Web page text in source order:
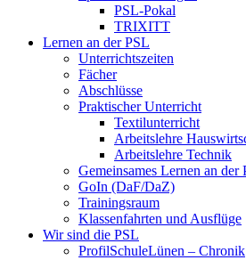
PSL-Pokal
TRIXITT
Lernen an der PSL
Unterrichtszeiten
Fächer
Abschlüsse
Praktischer Unterricht
Textilunterricht
Arbeitslehre
Arbeitslehre Technik
Gemeinsames Lernen an der
GoIn (DaF/DaZ)
Trainingsraum
Klassenfahrten und Ausflüge
Wir sind die PSL
ProfilSchuleLünen – Chronik